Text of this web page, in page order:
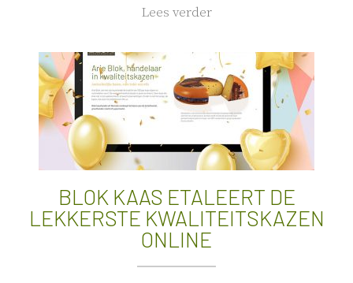
Lees verder
BLOK KAAS ETALEERT DE
LEKKERSTE KWALITEITSKAZEN
ONLINE